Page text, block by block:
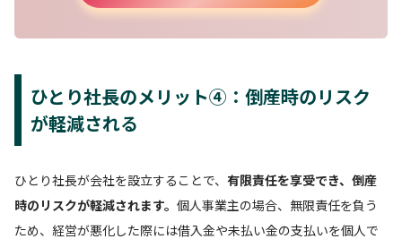
ひとり社長のメリット④：倒産時のリスク
が軽減される
ひとり社長が会社を設立することで、 有限責任を享受でき、倒産
時のリスクが軽減されます。 個人事業主の場合、無限責任を負う
ため、経営が悪化した際には借入金や未払い金の支払いを個人で